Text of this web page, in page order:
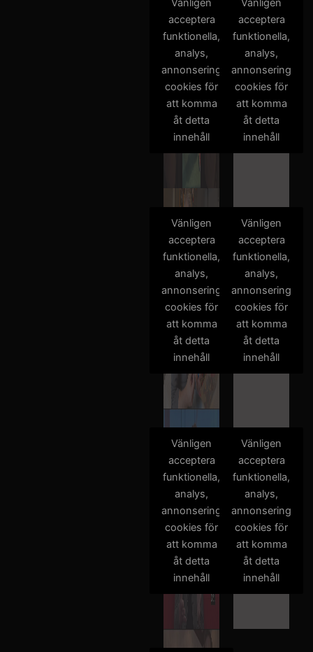
acceptera
funktionella,
analys,
annonsering
cookies för
att komma
åt detta
innehåll
Vänligen
acceptera
funktionella,
analys,
annonsering
cookies för
att komma
åt detta
innehåll
Vänligen
acceptera
funktionella,
analys,
annonsering
cookies för
att komma
åt detta
innehåll
acceptera
funktionella,
analys,
annonsering
cookies för
att komma
åt detta
innehåll
Vänligen
acceptera
funktionella,
analys,
annonsering
cookies för
att komma
åt detta
innehåll
Vänligen
acceptera
funktionella,
analys,
annonsering
cookies för
att komma
åt detta
innehåll